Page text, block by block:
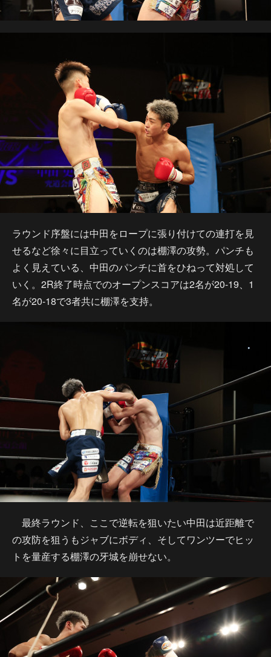
ラウンド序盤には中田をロープに張り付けての連打を見
せるなど徐々に目立っていくのは棚澤の攻勢。パンチも
よく見えている、中田のパンチに首をひねって対処して
いく。2R終了時点でのオープンスコアは2名が20-19、1
名が20-18で3者共に棚澤を支持。
最終ラウンド、ここで逆転を狙いたい中田は近距離で
の攻防を狙うもジャブにボディ、そしてワンツーでヒッ
トを量産する棚澤の牙城を崩せない。